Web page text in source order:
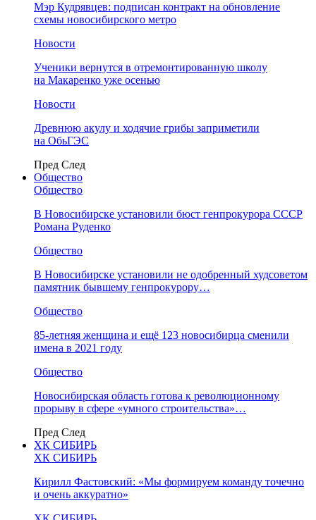
Мэр Кудрявцев: подписан контракт на обновление
схемы новосибирского метро
Новости
Ученики вернутся в отремонтированную школу
на Макаренко уже осенью
Новости
Древнюю акулу и ходячие грибы заприметили
на ОбьГЭС
Пред След
Общество
Общество
В Новосибирске установили бюст генпрокурора СССР
Романа Руденко
Общество
В Новосибирске установили не одобренный худсоветом
памятник бывшему генпрокурору…
Общество
85-летняя женщина и ещё 123 новосибирца сменили
имена в 2021 году
Общество
Новосибирская область готова к революционному
прорыву в сфере «умного строительства»…
Пред След
ХК СИБИРЬ
ХК СИБИРЬ
Кирилл Фастовский: «Мы формируем команду точечно
и очень аккуратно»